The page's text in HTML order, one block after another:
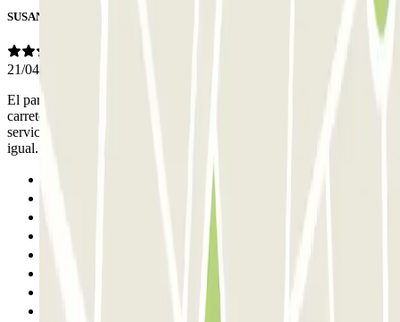
SUSANA
21/04/2025
El parking lo mejor que tiene es que pasas una pasarela que cruza la
carretera y accedes directamnete a la pasarela del aeropuerto. El
servicio es rápido y las personas son muy amables. A la recogida
igual. Unos 36€ del sábado al miercoles. Genial